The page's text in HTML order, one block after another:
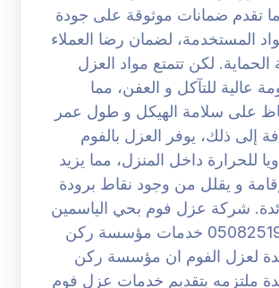
تقدم ضمانات موثوقة على جودة
المستخدمة، لضمان رضا العملاء
الحماية. لكن تتمتع مواد العزل
عالية للتآكل و العفن، مما
على سلامة الهيكل و طول عمر
إلى ذلك، يوفر العزل بالفوم
للحرارة داخل المنزل، مما يزيد
و يقلل من وجود نقاط برودة
شركة عزل فوم بحي الياسمين
الرياض 0508251950 خدمات مؤسسة ركن
لعزل الفوم ان مؤسسة ركن
ملتزمه بتقديم خدمات عزل فوم